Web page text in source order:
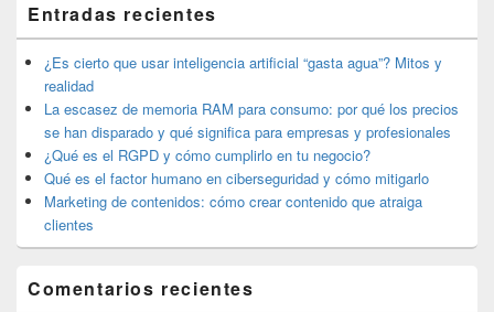
área
de
widget
barra
lateral
primaria
Entradas recientes
¿Es cierto que usar inteligencia artificial “gasta agua”? Mitos y
realidad
La escasez de memoria RAM para consumo: por qué los precios
se han disparado y qué significa para empresas y profesionales
¿Qué es el RGPD y cómo cumplirlo en tu negocio?
Qué es el factor humano en ciberseguridad y cómo mitigarlo
Marketing de contenidos: cómo crear contenido que atraiga
clientes
Comentarios recientes